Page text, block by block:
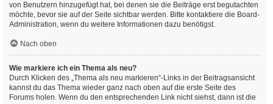
von Benutzern hinzugefügt hat, bei denen sie die Beiträge erst begutachten
möchte, bevor sie auf der Seite sichtbar werden. Bitte kontaktiere die Board-
Administration, wenn du weitere Informationen dazu benötigst.
Nach oben
Wie markiere ich ein Thema als neu?
Durch Klicken des „Thema als neu markieren“-Links in der Beitragsansicht
kannst du das Thema wieder ganz nach oben auf die erste Seite des
Forums holen. Wenn du den entsprechenden Link nicht siehst, dann ist die